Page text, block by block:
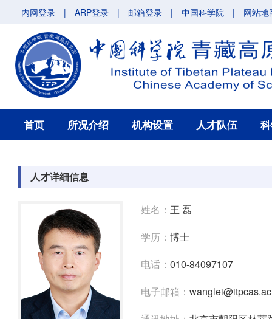
内网登录 | ARP登录 | 邮箱登录 | 中国科学院 | 网站地
首页 所况介绍 机构设置 人才队伍
人才详细信息
姓名： 王 磊
学历： 博士
电话： 010-84097107
电子邮箱：